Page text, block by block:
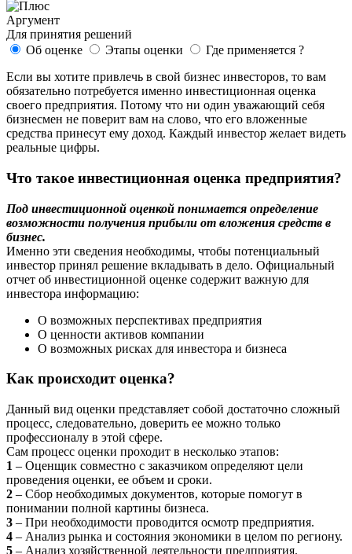
Аргумент
Для принятия решений
Об оценке
Этапы оценки
Где применяется ?
Если вы хотите привлечь в свой бизнес инвесторов, то вам
обязательно потребуется именно инвестиционная оценка
своего предприятия. Потому что ни один уважающий себя
бизнесмен не поверит вам на слово, что его вложенные
средства принесут ему доход. Каждый инвестор желает видеть
реальные цифры.
Что такое инвестиционная оценка предприятия?
Под инвестиционной оценкой понимается определение
возможности получения прибыли от вложения средств в
бизнес.
Именно эти сведения необходимы, чтобы потенциальный
инвестор принял решение вкладывать в дело. Официальный
отчет об инвестиционной оценке содержит важную для
инвестора информацию:
О возможных перспективах предприятия
О ценности активов компании
О возможных рисках для инвестора и бизнеса
Как происходит оценка?
Данный вид оценки представляет собой достаточно сложный
процесс, следовательно, доверить ее можно только
профессионалу в этой сфере.
Сам процесс оценки проходит в несколько этапов:
1 – Оценщик совместно с заказчиком определяют цели
проведения оценки, ее объем и сроки.
2 – Сбор необходимых документов, которые помогут в
понимании полной картины бизнеса.
3 – При необходимости проводится осмотр предприятия.
4 – Анализ рынка и состояния экономики в целом по региону.
5 – Анализ хозяйственной деятельности предприятия.